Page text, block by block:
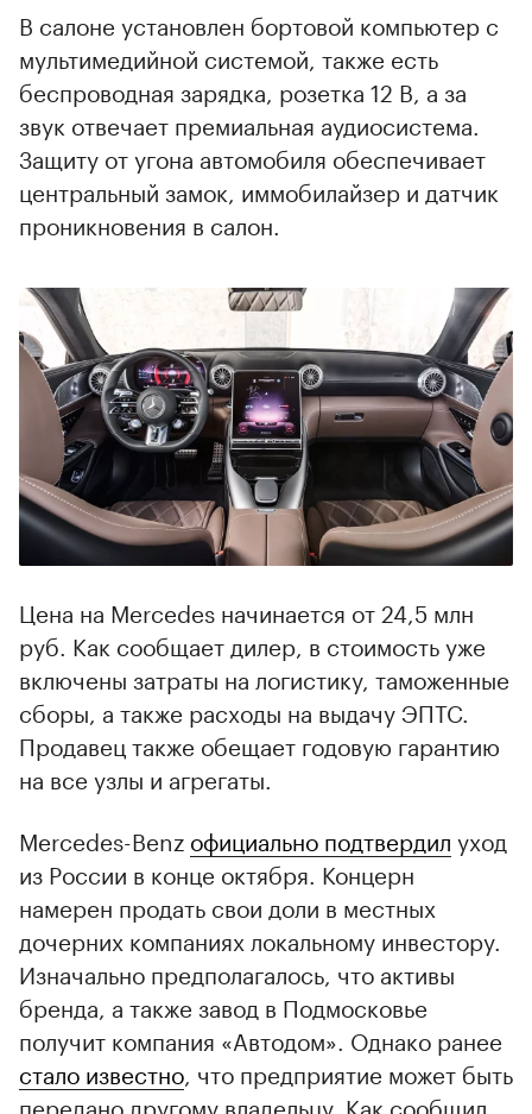
В салоне установлен бортовой компьютер с
мультимедийной системой, также есть
беспроводная зарядка, розетка 12 В, а за
звук отвечает премиальная аудиосистема.
Защиту от угона автомобиля обеспечивает
центральный замок, иммобилайзер и датчик
проникновения в салон.
Цена на Mercedes начинается от 24,5 млн
руб. Как сообщает дилер, в стоимость уже
включены затраты на логистику, таможенные
сборы, а также расходы на выдачу ЭПТС.
Продавец также обещает годовую гарантию
на все узлы и агрегаты.
Mercedes-Benz официально подтвердил уход
из России в конце октября. Концерн
намерен продать свои доли в местных
дочерних компаниях локальному инвестору.
Изначально предполагалось, что активы
бренда, а также завод в Подмосковье
получит компания «Автодом». Однако ранее
стало известно , что предприятие может быть
передано другому владельцу. Как сообщил